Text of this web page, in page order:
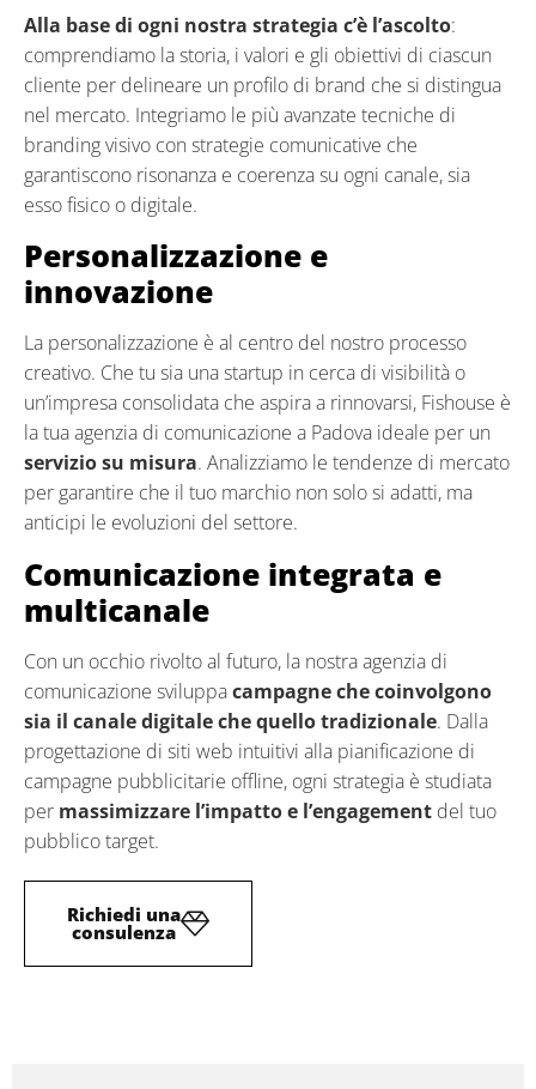
Alla base di ogni nostra strategia c’è l’ascolto:
comprendiamo la storia, i valori e gli obiettivi di ciascun
cliente per delineare un profilo di brand che si distingua
nel mercato. Integriamo le più avanzate tecniche di
branding visivo con strategie comunicative che
garantiscono risonanza e coerenza su ogni canale, sia
esso fisico o digitale.
Personalizzazione e
innovazione
La personalizzazione è al centro del nostro processo
creativo. Che tu sia una startup in cerca di visibilità o
un’impresa consolidata che aspira a rinnovarsi, Fishouse è
la tua agenzia di comunicazione a Padova ideale per un
servizio su misura. Analizziamo le tendenze di mercato
per garantire che il tuo marchio non solo si adatti, ma
anticipi le evoluzioni del settore.
Comunicazione integrata e
multicanale
Con un occhio rivolto al futuro, la nostra agenzia di
comunicazione sviluppacampagne che coinvolgono
sia il canale digitale che quello tradizionale. Dalla
progettazione di siti web intuitivi alla pianificazione di
campagne pubblicitarie offline, ogni strategia è studiata
per massimizzare l’impatto e l’engagement del tuo
pubblico target.
Richiedi una
consulenza